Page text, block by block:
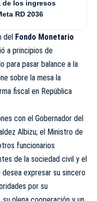
de los ingresos
RD 2036
del Fondo Monetario
a principios de
para pasar balance a la
sobre la mesa la
fiscal en República
con el Gobernador del
Albizu; el Ministro de
funcionarios
de la sociedad civil y el
expresar su sincero
por su